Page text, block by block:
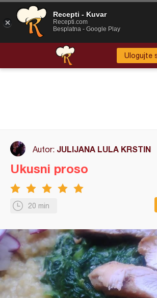
Ulogujte
Autor: JULIJANA LULA KRSTIN
20 min
Ukusni proso
Recepti - Kuvar
Recepti.com
Besplatna - Google Play